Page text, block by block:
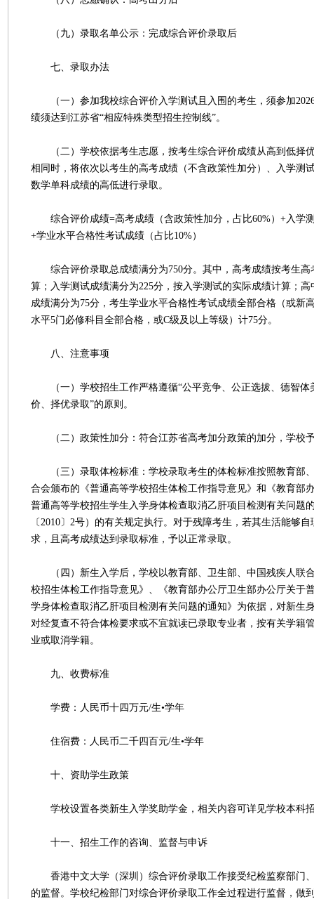
（九）录取名单公示：完成综合评价录取后
七、录取办法
（一）参加我校综合评价入学测试且入围的考生，须参加
绩须达到江苏省“相应特殊类型招生控制线”。
（二）学校依据考生志愿，按考生综合评价成绩从高到低择
相同时，将依次以考生的高考成绩（不含政策性加分）、入学测
数学单科成绩的高低进行录取。
综合评价成绩=高考成绩（含政策性加分，占比60%）+入学
+学业水平合格性考试成绩（占比10%）
综合评价录取总成绩满分为750分。其中，高考成绩按考生高
算；入学测试成绩满分为225分，按入学测试的实际成绩计算；
成绩满分为75分，考生学业水平合格性考试成绩全部合格（或新
水平5门必修科目全部合格，或C级及以上等级）计75分。
八、注意事项
（一）学校招生工作严格遵循“公平竞争、公正选拔、德智体
价、择优录取”的原则。
（二）政策性加分：符合江苏省高考加分政策的加分，学校
（三）录取体检标准：学校录取考生的体检标准按照教育部
合会颁布的《普通高等学校招生体检工作指导意见》和《教育部
普通高等学校招生学生入学身体检查取消乙肝项目检测有关问题
〔2010〕2号）的有关规定执行。对于残障考生，若其生活能够
求，且高考成绩达到录取标准，予以正常录取。
（四）新生入学后，学校以教育部、卫生部、中国残疾人联
校招生体检工作指导意见》、《教育部办公厅卫生部办公厅关于
学身体检查取消乙肝项目检测有关问题的通知》为依据，对新生
对经复查不符合体检要求或不宜就读已录取专业者，按有关学籍
业或取消学籍。
九、收费标准
学费：人民币十四万元/生•学年
住宿费：人民币二千四百元/生•学年
十、资助学生政策
学校设置各类新生入学奖助学金，相关内容可详见学校本科
十一、招生工作的咨询、监督与申诉
香港中文大学（深圳）综合评价录取工作接受纪检监察部门
的监督。学校纪检部门对综合评价录取工作全过程进行监督，做